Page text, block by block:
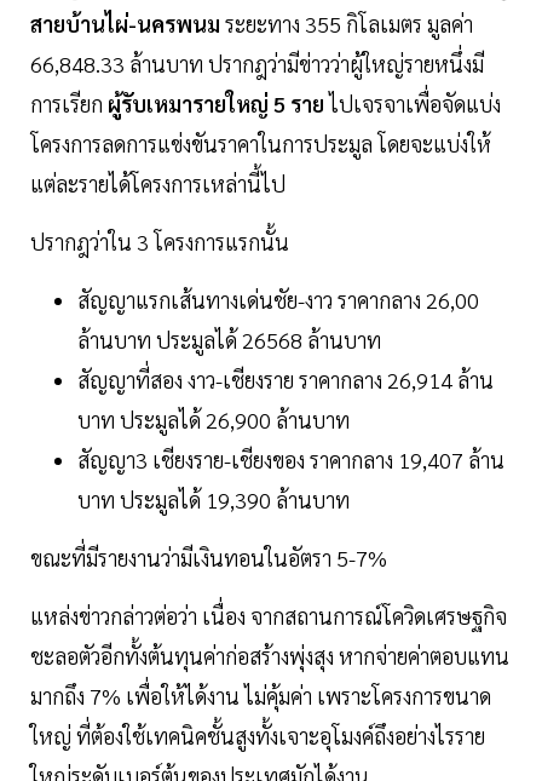
สายบ้านไผ่-นครพนม ระยะทาง 355 กิโลเมตร มูลค่า
66,848.33 ล้านบาท ปรากฎว่ามีข่าวว่าผู้ใหญ่รายหนึ่งมี
การเรียก ผู้รับเหมารายใหญ่ 5 รายไปเจรจาเพื่อจัดแบ่ง
โครงการลดการแข่งขันราคาในการประมูล โดยจะแบ่งให้
แต่ละรายได้โครงการเหล่านี้ไป
ปรากฎว่าใน 3 โครงการแรกนั้น
สัญญาแรกเส้นทางเด่นชัย-งาว ราคากลาง 26,00
ล้านบาท ประมูลได้ 26568 ล้านบาท
สัญญาที่สอง งาว-เชียงราย ราคากลาง 26,914 ล้าน
บาท ประมูลได้ 26,900 ล้านบาท
สัญญา3 เชียงราย-เชียงของ ราคากลาง 19,407 ล้าน
บาท ประมูลได้ 19,390 ล้านบาท
ขณะที่มีรายงานว่ามีเงินทอนในอัตรา 5-7%
แหล่งข่าวกล่าวต่อว่า เนื่อง จากสถานการณ์โควิดเศรษฐกิจ
ชะลอตัวอีกทั้งต้นทุนค่าก่อสร้างพุ่งสุง หากจ่ายค่าตอบแทน
มากถึง 7% เพื่อให้ได้งาน ไม่คุ้มค่า เพราะโครงการขนาด
ใหญ่ ที่ต้องใช้เทคนิคชั้นสูงทั้งเจาะอุโมงค์ถึงอย่างไรราย